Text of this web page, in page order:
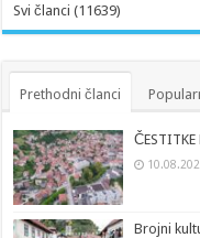
Svi članci (11639)
Prethodni članci
Brojni